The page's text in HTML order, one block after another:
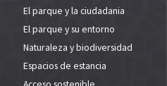
El parque y la ciudadania
El parque y su entorno
Naturaleza y biodiversidad
Espacios de estancia